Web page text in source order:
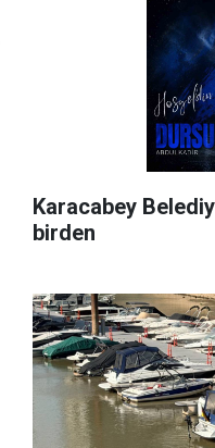
Karacabey
birden